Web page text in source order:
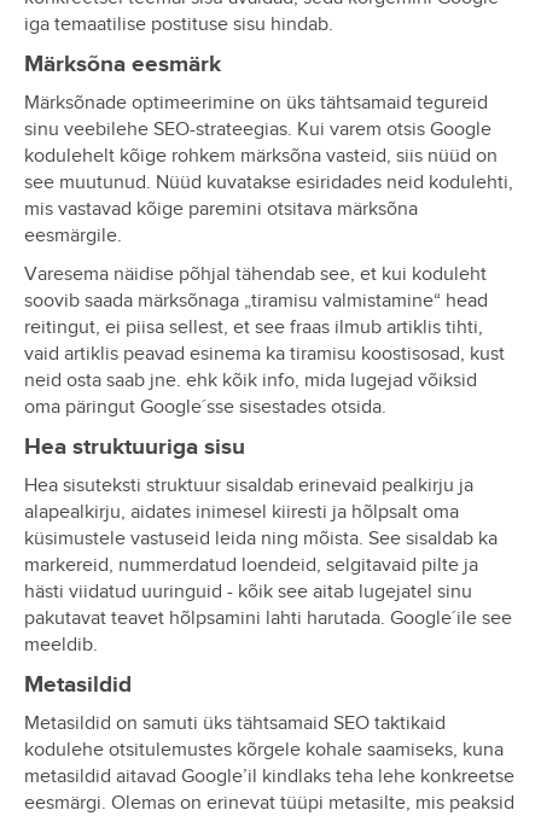
iga temaatilise postituse sisu hindab.
Märksõna eesmärk
Märksõnade optimeerimine on üks tähtsamaid tegureid
sinu veebilehe SEO-strateegias. Kui varem otsis Google
kodulehelt kõige rohkem märksõna vasteid, siis nüüd on
see muutunud. Nüüd kuvatakse esiridades neid kodulehti,
mis vastavad kõige paremini otsitava märksõna
eesmärgile.
Varesema näidise põhjal tähendab see, et kui koduleht
soovib saada märksõnaga „tiramisu valmistamine“ head
reitingut, ei piisa sellest, et see fraas ilmub artiklis tihti,
vaid artiklis peavad esinema ka tiramisu koostisosad, kust
neid osta saab jne. ehk kõik info, mida lugejad võiksid
oma päringut Google´sse sisestades otsida.
Hea struktuuriga sisu
Hea sisuteksti struktuur sisaldab erinevaid pealkirju ja
alapealkirju, aidates inimesel kiiresti ja hõlpsalt oma
küsimustele vastuseid leida ning mõista. See sisaldab ka
markereid, nummerdatud loendeid, selgitavaid pilte ja
hästi viidatud uuringuid - kõik see aitab lugejatel sinu
pakutavat teavet hõlpsamini lahti harutada. Google´ile see
meeldib.
Metasildid
Metasildid on samuti üks tähtsamaid SEO taktikaid
kodulehe otsitulemustes kõrgele kohale saamiseks, kuna
metasildid aitavad Google’il kindlaks teha lehe konkreetse
eesmärgi. Olemas on erinevat tüüpi metasilte, mis peaksid